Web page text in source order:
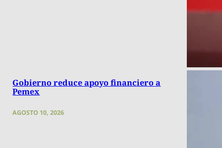
Gobierno reduce apoyo financiero a
Pemex
AGOSTO 10, 2026